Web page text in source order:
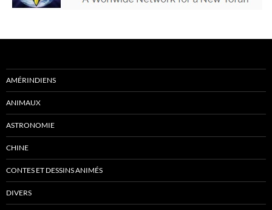
AMÉRINDIENS
ANIMAUX
ASTRONOMIE
CHINE
CONTES ET DESSINS ANIMÉS
DIVERS